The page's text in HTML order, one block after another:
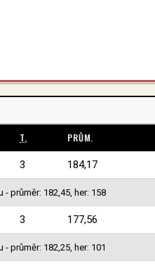
T. PRŮM.
3 184,17
průměr: 182,45, her: 158
3 177,56
průměr: 182,25, her: 101